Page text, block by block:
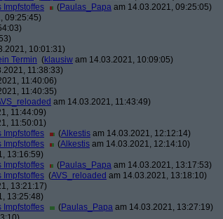
Impfstoffes
(Paulas_Papa am 14.03.2021, 09:25:05)
09:25:45)
10:01:31)
Termin (klausiw am 14.03.2021, 10:09:05)
11:38:33)
11:40:06)
11:40:35)
am 14.03.2021, 11:43:49)
11:44:09)
11:50:01)
Impfstoffes
(Alkestis am 14.03.2021, 12:12:14)
Impfstoffes
(Alkestis am 14.03.2021, 12:14:10)
13:16:59)
Impfstoffes
(Paulas_Papa am 14.03.2021, 13:17:53)
Impfstoffes (AVS_reloaded am 14.03.2021, 13:18:10)
13:21:17)
13:25:48)
Impfstoffes
(Paulas_Papa am 14.03.2021, 13:27:19)